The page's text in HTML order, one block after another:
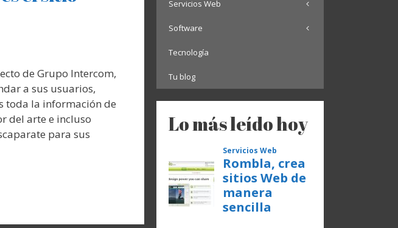
de Grupo Intercom,
a sus usuarios,
toda la información de
del arte e incluso
para sus
Servicios Web
Software
Tecnología
Tu blog
Lo más leído hoy